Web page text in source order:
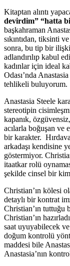
Kitaptan alıntı
devirdim” “hatta
başkahraman
sıkıntıdan, tiksinti
sonra, bu tip bir
adlandırılıp kabul
kadınlar için ideal
Odası’nda
tehlikeli buluyorum.
Anastasia Steele
stereotipin
kapanık,
acılarla boğuşan ve
bir karakter.
arkadaşı kendisine
göstermiyor.
itaatkar rolü
şekilde cinsel bir
Christian’ın kölesi
detaylı bir kontrat
Christian’ın tuttuğu
Christian’ın
saat uyuyabilecek
doğum kontrolü
maddesi bile
Anastasia’nın